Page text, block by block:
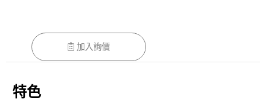
加入詢價
特色